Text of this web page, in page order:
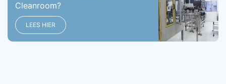
Cleanroom?
LEES HIER